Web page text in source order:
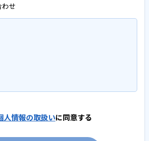
せ
人情報の取扱いに同意する